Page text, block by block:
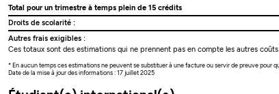
Total pour un trimestre à temps plein de 15 crédits
Droits de scolarité :
Autres frais exigibles :
Ces totaux sont des estimations qui ne prennent pas en compte les autres
* En aucun temps ces estimations ne peuvent se substituer à une facture ou servir de preuve pour
Date de la mise à jour des informations : 17 juillet 2025